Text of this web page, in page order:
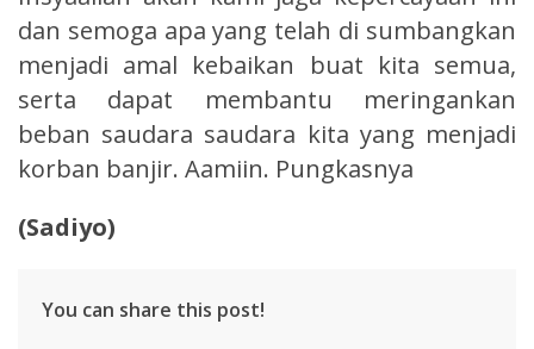
dan semoga apa yang telah di sumbangkan
menjadi amal kebaikan buat kita semua,
serta dapat membantu meringankan
beban saudara saudara kita yang menjadi
korban banjir. Aamiin. Pungkasnya
(Sadiyo)
You can share this post!